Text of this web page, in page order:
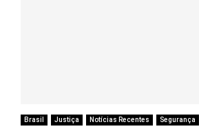
Brasil Justiça Notícias Recentes Segurança